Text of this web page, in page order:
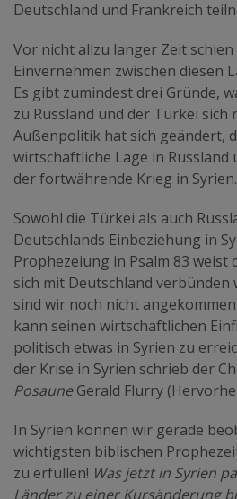
Deutschland und Frankreich
Vor nicht allzu langer Zeit
Einvernehmen zwischen diesen
Es gibt zumindest drei Gründe,
zu Russland und der Türkei sich
Außenpolitik hat sich geändert,
wirtschaftliche Lage in
der fortwährende Krieg in Syrien.
Sowohl die Türkei als auch
Deutschlands Einbeziehung in
Prophezeiung in Psalm 83 weist
sich mit Deutschland verbünden
sind wir noch nicht
kann seinen wirtschaftlichen
politisch etwas in Syrien zu
der Krise in Syrien schrieb der
PosauneGerald Flurry
In Syrien können wir gerade
wichtigsten biblischen
zu erfüllen! Was jetzt in Syrien
Länder zu einer Kursänderung